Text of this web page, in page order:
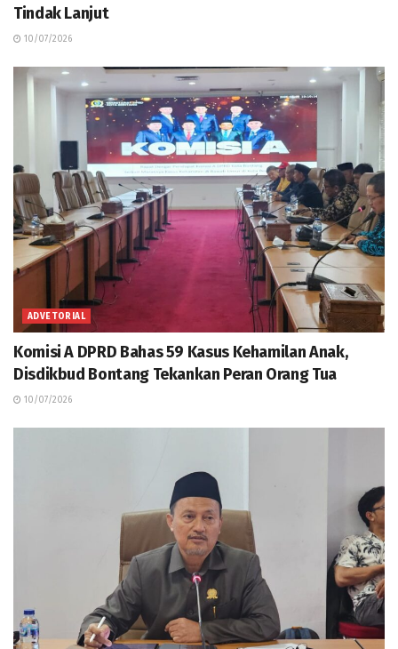
Tindak Lanjut
10/07/2026
ADVETORIAL
Komisi A DPRD Bahas 59 Kasus Kehamilan Anak,
Disdikbud Bontang Tekankan Peran Orang Tua
10/07/2026